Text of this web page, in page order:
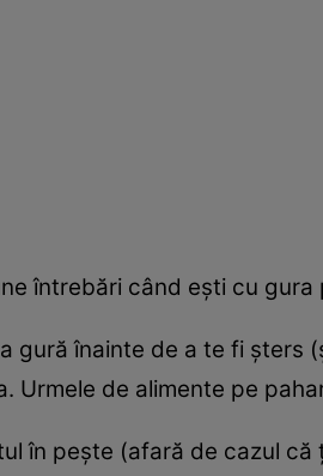
întrebări când eşti cu
gură înainte de a te fi
Urmele de alimente pe
în peşte (afară de cazul